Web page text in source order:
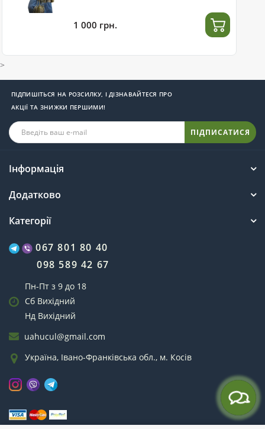
1 000 грн.
>
ПІДПИШІТЬСЯ НА РОЗСИЛКУ, І ДІЗНАВАЙТЕСЯ ПРО
АКЦІЇ ТА ЗНИЖКИ ПЕРШИМИ!
ПІДПИСАТИСЯ
Інформація
Додатково
Категорії
067 801 80 40
098 589 42 67
Пн-Пт з 9 до 18
Сб Вихідний
Нд Вихідний
uahucul@gmail.com
Україна, Івано-Франківська обл., м. Косів